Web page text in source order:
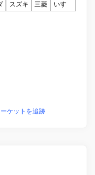
スズキ 三菱
いすゞ
ケットを追跡